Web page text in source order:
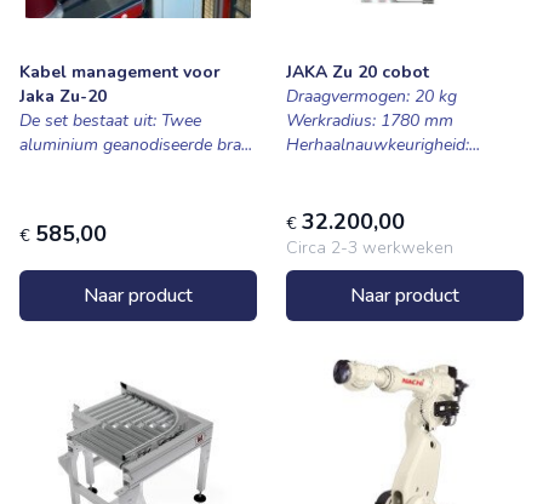
Kabel management voor
Jaka Zu-20
De set bestaat uit: Twee
aluminium geanodiseerde bra...
€ 585,00
Naar product
JAKA Zu 20 cobot
Draagvermogen: 20 kg
Werkradius: 1780 mm
Herhaalnauwkeurigheid:...
€ 32.200,00
Circa 2-3 werkweken
Naar product